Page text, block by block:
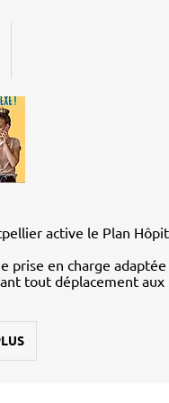
active le Plan
prise en charge adaptée
tout déplacement aux